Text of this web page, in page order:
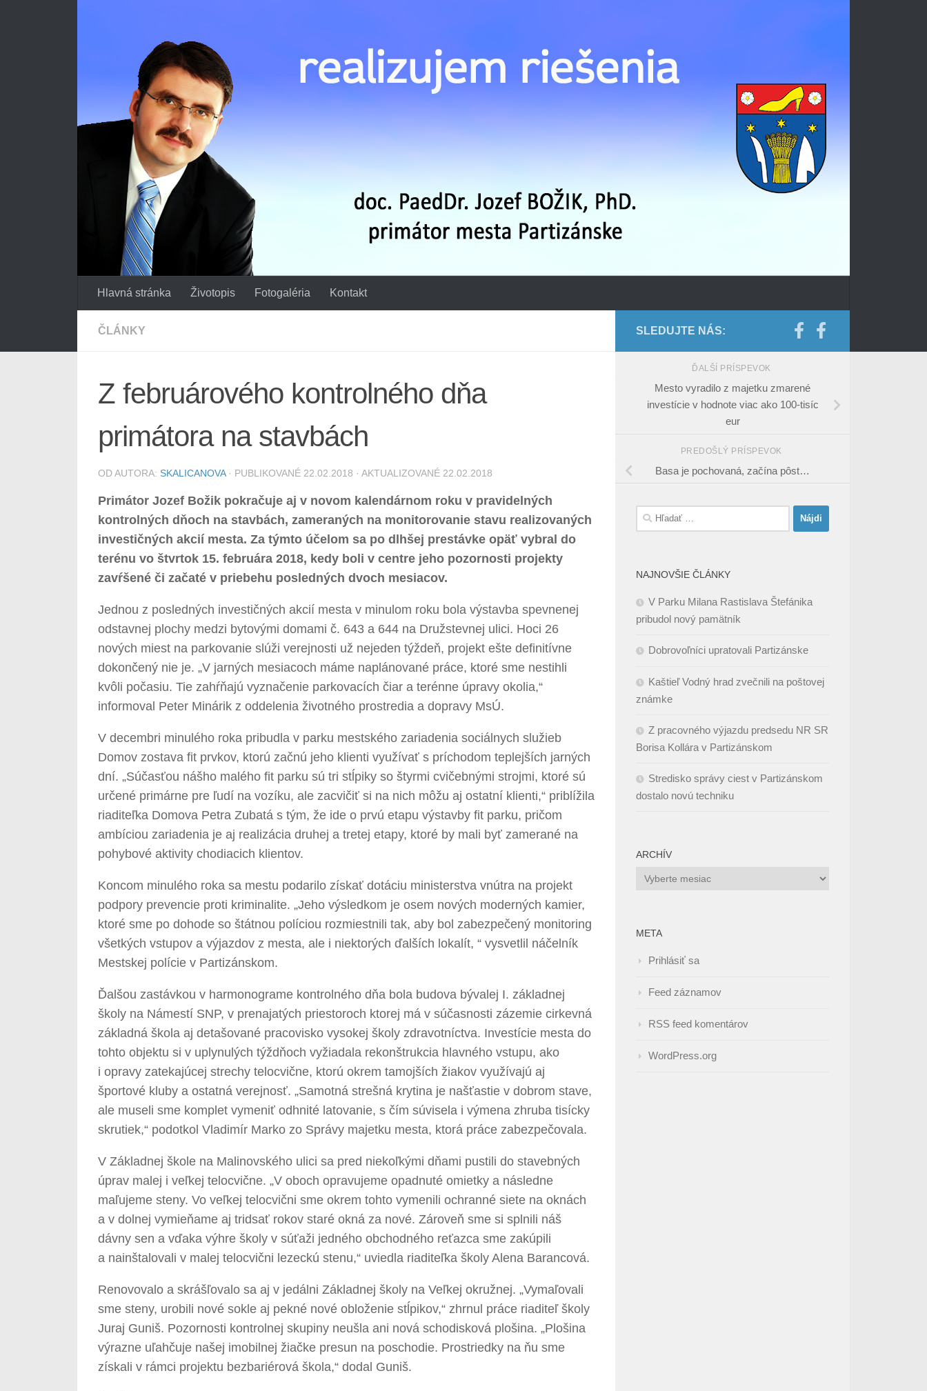
Hlavná stránka Životopis Fotogaléria Kontakt
ČLÁNKY
Z februárového kontrolného dňa
primátora na stavbách
OD AUTORA: SKALICANOVA · PUBLIKOVANÉ 22.02.2018 · AKTUALIZOVANÉ 22.02.2018
Primátor Jozef Božik pokračuje aj v novom kalendárnom roku v pravidelných
kontrolných dňoch na stavbách, zameraných na monitorovanie stavu realizovaných
investičných akcií mesta. Za týmto účelom sa po dlhšej prestávke opäť vybral do
terénu vo štvrtok 15. februára 2018, kedy boli v centre jeho pozornosti projekty
zavŕšené či začaté v priebehu posledných dvoch mesiacov.
Jednou z posledných investičných akcií mesta v minulom roku bola výstavba spevnenej
odstavnej plochy medzi bytovými domami č. 643 a 644 na Družstevnej ulici. Hoci 26
nových miest na parkovanie slúži verejnosti už nejeden týždeň, projekt ešte definitívne
dokončený nie je. „V jarných mesiacoch máme naplánované práce, ktoré sme nestihli
kvôli počasiu. Tie zahŕňajú vyznačenie parkovacích čiar a terénne úpravy okolia,“
informoval Peter Minárik z oddelenia životného prostredia a dopravy MsÚ.
V decembri minulého roka pribudla v parku mestského zariadenia sociálnych služieb
Domov zostava fit prvkov, ktorú začnú jeho klienti využívať s príchodom teplejších jarných
dní. „Súčasťou nášho malého fit parku sú tri stĺpiky so štyrmi cvičebnými strojmi, ktoré sú
určené primárne pre ľudí na vozíku, ale zacvičiť si na nich môžu aj ostatní klienti,“ priblížila
riaditeľka Domova Petra Zubatá s tým, že ide o prvú etapu výstavby fit parku, pričom
ambíciou zariadenia je aj realizácia druhej a tretej etapy, ktoré by mali byť zamerané na
pohybové aktivity chodiacich klientov.
Koncom minulého roka sa mestu podarilo získať dotáciu ministerstva vnútra na projekt
podpory prevencie proti kriminalite. „Jeho výsledkom je osem nových moderných kamier,
ktoré sme po dohode so štátnou políciou rozmiestnili tak, aby bol zabezpečený monitoring
všetkých vstupov a výjazdov z mesta, ale i niektorých ďalších lokalít, “ vysvetlil náčelník
Mestskej polície v Partizánskom.
Ďalšou zastávkou v harmonograme kontrolného dňa bola budova bývalej I. základnej
školy na Námestí SNP, v prenajatých priestoroch ktorej má v súčasnosti zázemie cirkevná
základná škola aj detašované pracovisko vysokej školy zdravotníctva. Investície mesta do
tohto objektu si v uplynulých týždňoch vyžiadala rekonštrukcia hlavného vstupu, ako
i opravy zatekajúcej strechy telocvične, ktorú okrem tamojších žiakov využívajú aj
športové kluby a ostatná verejnosť. „Samotná strešná krytina je našťastie v dobrom stave,
ale museli sme komplet vymeniť odhnité latovanie, s čím súvisela i výmena zhruba tisícky
skrutiek,“ podotkol Vladimír Marko zo Správy majetku mesta, ktorá práce zabezpečovala.
V Základnej škole na Malinovského ulici sa pred niekoľkými dňami pustili do stavebných
úprav malej i veľkej telocvične. „V oboch opravujeme opadnuté omietky a následne
maľujeme steny. Vo veľkej telocvični sme okrem tohto vymenili ochranné siete na oknách
a v dolnej vymieňame aj tridsať rokov staré okná za nové. Zároveň sme si splnili náš
dávny sen a vďaka výhre školy v súťaži jedného obchodného reťazca sme zakúpili
a nainštalovali v malej telocvični lezeckú stenu,“ uviedla riaditeľka školy Alena Barancová.
Renovovalo a skrášľovalo sa aj v jedálni Základnej školy na Veľkej okružnej. „Vymaľovali
sme steny, urobili nové sokle aj pekné nové obloženie stĺpikov,“ zhrnul práce riaditeľ školy
Juraj Guniš. Pozornosti kontrolnej skupiny neušla ani nová schodisková plošina. „Plošina
výrazne uľahčuje našej imobilnej žiačke presun na poschodie. Prostriedky na ňu sme
získali v rámci projektu bezbariérová škola,“ dodal Guniš.
SLEDUJTE NÁS:
ĎALŠÍ PRÍSPEVOK
Mesto vyradilo z majetku zmarené
investície v hodnote viac ako 100-tisíc
eur
PREDOŠLÝ PRÍSPEVOK
Basa je pochovaná, začína pôst…
Hľadať:
NAJNOVŠIE ČLÁNKY
V Parku Milana Rastislava Štefánika
pribudol nový pamätník
Dobrovoľníci upratovali Partizánske
Kaštieľ Vodný hrad zvečnili na poštovej
známke
Z pracovného výjazdu predsedu NR SR
Borisa Kollára v Partizánskom
Stredisko správy ciest v Partizánskom
dostalo novú techniku
ARCHÍV
Archív
META
Prihlásiť sa
Feed záznamov
RSS feed komentárov
WordPress.org